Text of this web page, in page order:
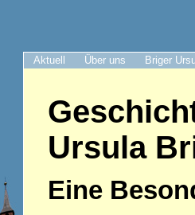
Aktuell Über uns Briger
Ursula
Eine